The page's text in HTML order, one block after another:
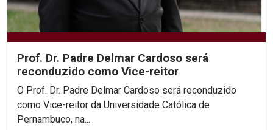
Prof. Dr. Padre Delmar Cardoso será
reconduzido como Vice-reitor
O Prof. Dr. Padre Delmar Cardoso será reconduzido
como Vice-reitor da Universidade Católica de
Pernambuco, na...